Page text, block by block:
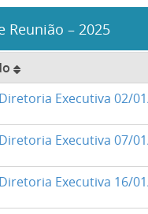
Reunião – 2025
Executiva 02/
Executiva 07/
Executiva 16/